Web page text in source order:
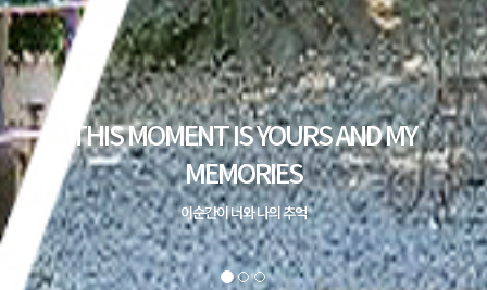
THIS MOMENT IS YOURS AND MY
MEMORIES